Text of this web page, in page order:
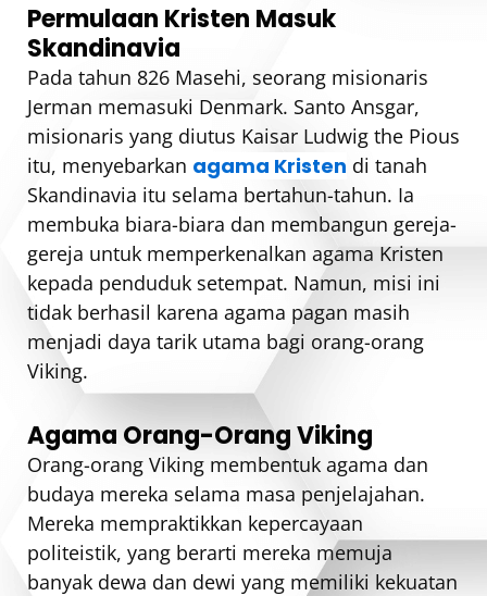
Permulaan Kristen Masuk
Skandinavia
Pada tahun 826 Masehi, seorang misionaris
Jerman memasuki Denmark. Santo Ansgar,
misionaris yang diutus Kaisar Ludwig the Pious
itu, menyebarkan agama Kristen di tanah
Skandinavia itu selama bertahun-tahun. Ia
membuka biara-biara dan membangun gereja-
gereja untuk memperkenalkan agama Kristen
kepada penduduk setempat. Namun, misi ini
tidak berhasil karena agama pagan masih
menjadi daya tarik utama bagi orang-orang
Viking.
Agama Orang-Orang Viking
Orang-orang Viking membentuk agama dan
budaya mereka selama masa penjelajahan.
Mereka mempraktikkan kepercayaan
politeistik, yang berarti mereka memuja
banyak dewa dan dewi yang memiliki kekuatan